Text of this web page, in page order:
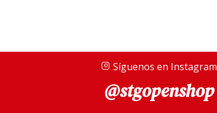
Síguenos en Instagram
@stgopenshop